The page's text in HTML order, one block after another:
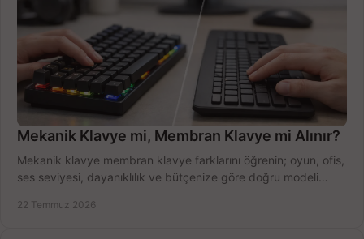
Mekanik Klavye mi, Membran Klavye mi Alınır?
Mekanik klavye membran klavye farklarını öğrenin; oyun, ofis,
ses seviyesi, dayanıklılık ve bütçenize göre doğru modeli
22 Temmuz 2026